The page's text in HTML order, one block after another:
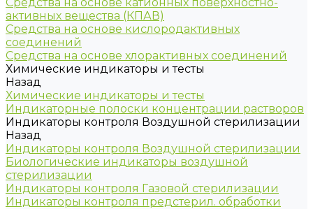
активных вещества (КПАВ)
Средства на основе кислородактивных
соединений
Средства на основе хлорактивных соединений
Химические индикаторы и тесты
Назад
Химические индикаторы и тесты
Индикаторные полоски концентрации растворов
Индикаторы контроля Воздушной стерилизации
Назад
Индикаторы контроля Воздушной стерилизации
Биологические индикаторы воздушной
стерилизации
Индикаторы контроля Газовой стерилизации
Индикаторы контроля предстерил. обработки